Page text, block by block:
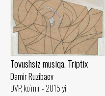
Tovushsiz musiqa. Triptix
Damir Ruzibaev
DVP, ko‘mir - 2015 yil